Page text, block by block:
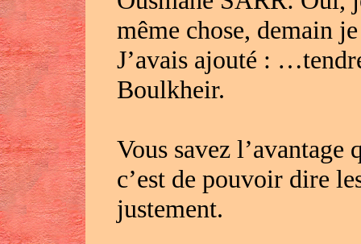
même chose, demain
J’avais ajouté :
Boulkheir.
Vous savez
c’est de pouvoir dire
justement.